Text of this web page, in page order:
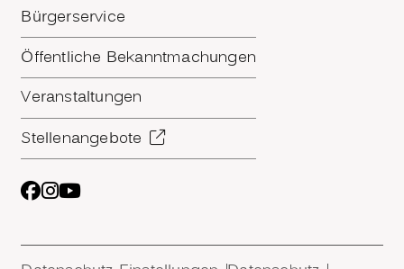
Bürgerservice
Öffentliche Bekanntmachungen
Veranstaltungen
Stellenangebote